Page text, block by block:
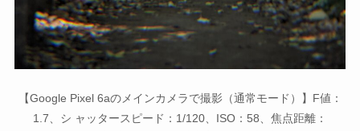
【Google Pixel 6aのメインカメラで撮影（通常モード）】F値：
1.7、シ ャッタースピード：1/120、ISO：58、焦点距離：